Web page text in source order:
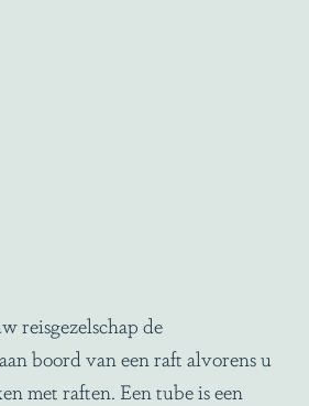
reisgezelschap de
boord van een raft alvorens u
met raften. Een tube is een